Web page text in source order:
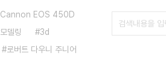
Cannon EOS 450D
모델링
3d
로버트 다우니 주니어